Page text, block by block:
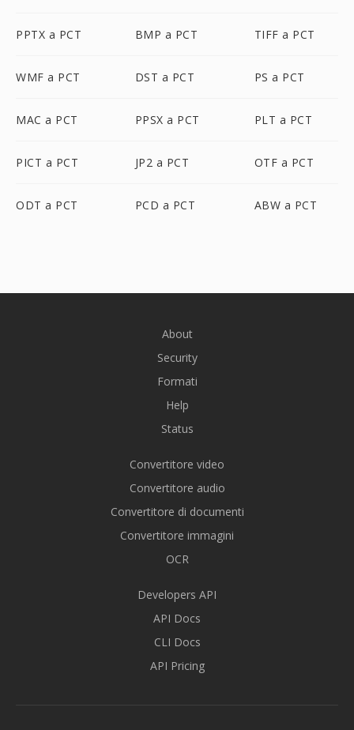
PPTX a PCT BMP a PCT TIFF a PCT
WMF a PCT DST a PCT PS a PCT
MAC a PCT PPSX a PCT PLT a PCT
PICT a PCT JP2 a PCT OTF a PCT
ODT a PCT PCD a PCT ABW a PCT
About
Security
Formati
Help
Status
Convertitore video
Convertitore audio
Convertitore di documenti
Convertitore immagini
OCR
Developers API
API Docs
CLI Docs
API Pricing